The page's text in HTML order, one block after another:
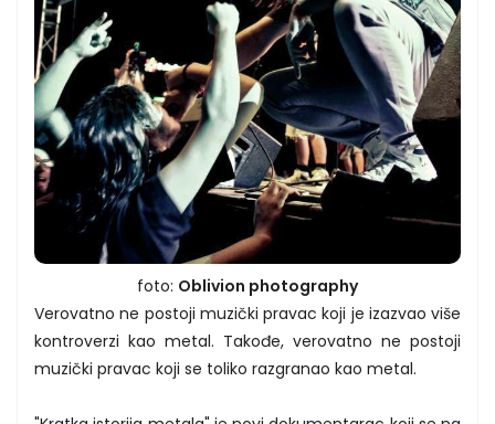
foto: Oblivion photography
Verovatno ne postoji muzički pravac koji je izazvao više
kontroverzi kao metal. Takođe, verovatno ne postoji
muzički pravac koji se toliko razgranao kao metal.